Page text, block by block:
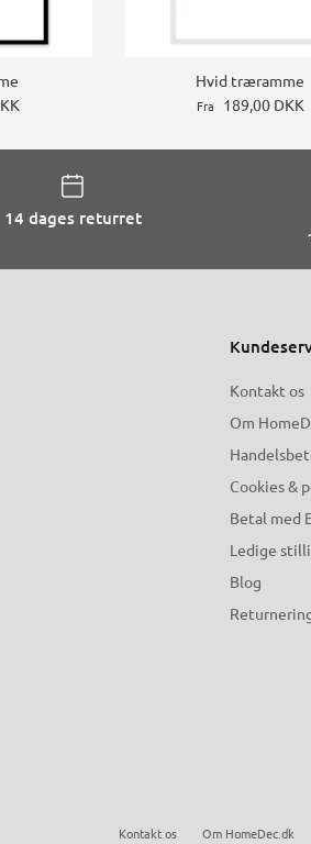
Hvid træramme
Fra 189,00 DKK
14 dages returret
Kontakt os
Om
Cookies &
Betal med
Ledige
Blog
Kontakt os Om HomeDec.dk